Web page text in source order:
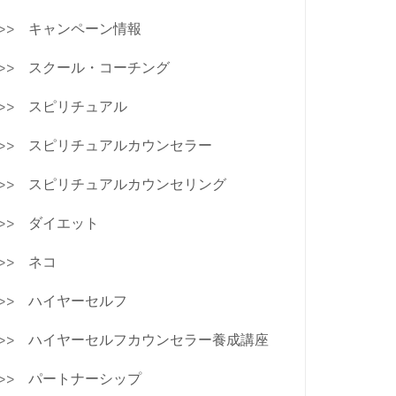
キャンペーン情報
スクール・コーチング
スピリチュアル
スピリチュアルカウンセラー
スピリチュアルカウンセリング
ダイエット
ネコ
ハイヤーセルフ
ハイヤーセルフカウンセラー養成講座
パートナーシップ